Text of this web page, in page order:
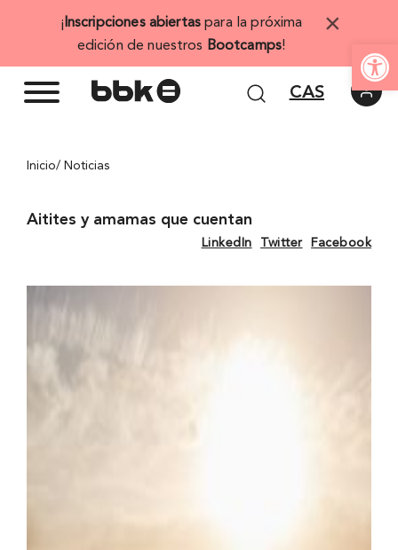
Abrir
¡ Inscripciones abiertas para la próxima
edición de nuestros Bootcamps!
×
CAS
Inicio/ Noticias
Aitites y amamas que cuentan
LinkedIn Twitter Facebook